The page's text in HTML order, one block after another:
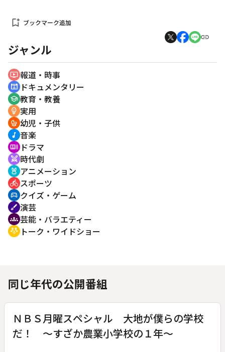
bookmark_add ブックマーク追加
ジャンル
ondemand_video 報道・時事
cinematic_blur ドキュメンタリー
school 教育・教養
emoji_objects 実用
crib 幼児・子供
music_note 音楽
recent_actors ドラマ
swords 時代劇
cruelty_free アニメーション
directions_bike スポーツ
sports_esports クイズ・ゲーム
brush 演芸
groups 芸能・バラエティー
adaptive_audio_mic トーク・ワイドショー
同じ年代の公開番組
ＮＢＳ月曜スペシャル 大地が僕らの学校
だ！ ～すざか農業小学校の１年～